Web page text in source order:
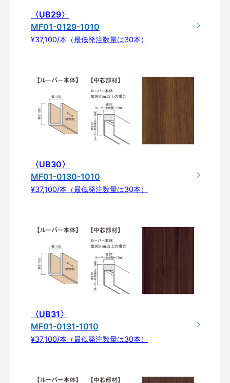
〈UB29〉
MF01-0129-1010
¥37,100/本（最低発注数量は30本）
〈UB30〉
MF01-0130-1010
¥37,100/本（最低発注数量は30本）
〈UB31〉
MF01-0131-1010
¥37,100/本（最低発注数量は30本）